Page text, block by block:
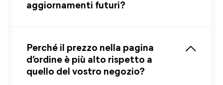
aggiornamenti futuri?
Perché il prezzo nella pagina
d’ordine è più alto rispetto a
quello del vostro negozio?